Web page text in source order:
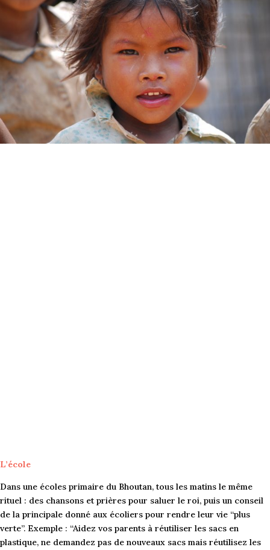
L’école
Dans une écoles primaire du Bhoutan, tous les matins le même
rituel : des chansons et prières pour saluer le roi, puis un conseil
de la principale donné aux écoliers pour rendre leur vie “plus
verte”. Exemple : “Aidez vos parents à réutiliser les sacs en
plastique, ne demandez pas de nouveaux sacs mais réutilisez les